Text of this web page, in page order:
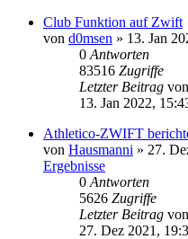
Club Funktion auf Zwift
von d0msen » 13. Jan
0 Antworten
83516 Zugriffe
Letzter Beitrag von
13. Jan 2022,
Athletico-ZWIFT
von Hausmanni » 27.
Ergebnisse
0 Antworten
5626 Zugriffe
Letzter Beitrag von
27. Dez 2021,